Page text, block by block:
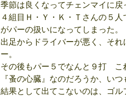
季節は良くなってチェンマイに
４組目Ｈ・Ｙ・Ｋ・Ｔさんの５
がパーの扱いになってしまった。
出足からドライバーが悪く、そ
ー。
その後もパー５でなんと９打 こ
『蚤の心臓』なのだろうか、い
結果として出てこないのは、ゴ